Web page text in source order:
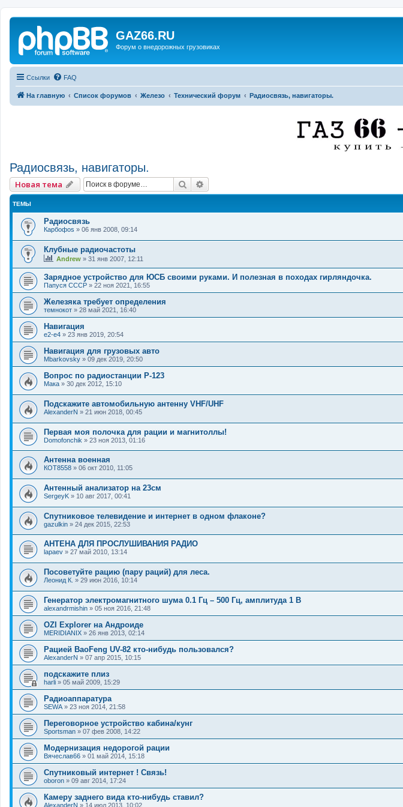
GAZ66.RU
Форум о внедорожных грузовиках
Ссылки FAQ
На главную Список форумов Железо Технический форум Радиосвязь, навигаторы.
Радиосвязь, навигаторы.
Новая тема Поиск
ТЕМЫ
Радиосвязь
Карбофоs » 06 янв 2008, 09:14
Клубные радиочастоты
Andrew » 31 янв 2007, 12:11
Зарядное устройство для ЮСБ своими руками. И полезная в походах гирляндочка.
Папуся СССР » 22 ноя 2021, 16:55
Железяка требует определения
темнокот » 28 май 2021, 16:40
Навигация
e2-e4 » 23 янв 2019, 20:54
Навигация для грузовых авто
Mbarkovsky » 09 дек 2019, 20:50
Вопрос по радиостанции Р-123
Мака » 30 дек 2012, 15:10
Подскажите автомобильную антенну VHF/UHF
AlexanderN » 21 июн 2018, 00:45
Первая моя полочка для рации и магнитоллы!
Domofonchik » 23 ноя 2013, 01:16
Антенна военная
КОТ8558 » 06 окт 2010, 11:05
Антенный анализатор на 23см
SergeyK » 10 авг 2017, 00:41
Спутниковое телевидение и интернет в одном флаконе?
gazulkin » 24 дек 2015, 22:53
АНТЕНА ДЛЯ ПРОСЛУШИВАНИЯ РАДИО
lapaev » 27 май 2010, 13:14
Посоветуйте рацию (пару раций) для леса.
Леонид К. » 29 июн 2016, 10:14
Генератор электромагнитного шума 0.1 Гц – 500 Гц, амплитуда 1 В
alexandrmishin » 05 ноя 2016, 21:48
OZI Explorer на Андроиде
MERIDIANIX » 26 янв 2013, 02:14
Рацией BaoFeng UV-82 кто-нибудь пользовался?
AlexanderN » 07 апр 2015, 10:15
подскажите плиз
harli » 05 май 2009, 15:29
Радиоаппаратура
SEWA » 23 ноя 2014, 21:58
Переговорное устройство кабина/кунг
Sportsman » 07 фев 2008, 14:22
Модернизация недорогой рации
Вячеслав66 » 01 май 2014, 15:18
Спутниковый интернет ! Связь!
oboron » 09 авг 2014, 17:24
Камеру заднего вида кто-нибудь ставил?
AlexanderN » 14 июл 2013, 10:02